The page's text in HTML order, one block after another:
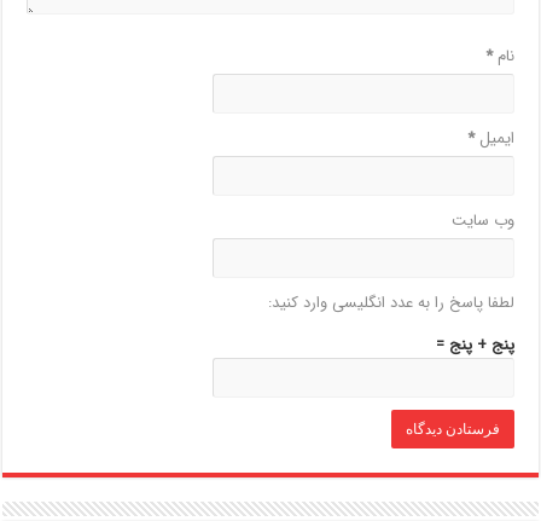
نام*
ایمیل*
وب‌ سایت
لطفا پاسخ را به عدد انگلیسی وارد کنید:
پنج + پنج =